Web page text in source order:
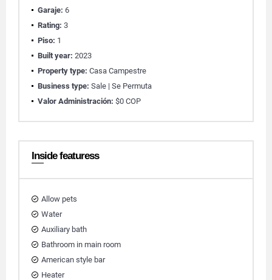
Garaje: 6
Rating: 3
Piso: 1
Built year: 2023
Property type: Casa Campestre
Business type: Sale | Se Permuta
Valor Administración: $0 COP
Inside featuress
Allow pets
Water
Auxiliary bath
Bathroom in main room
American style bar
Heater